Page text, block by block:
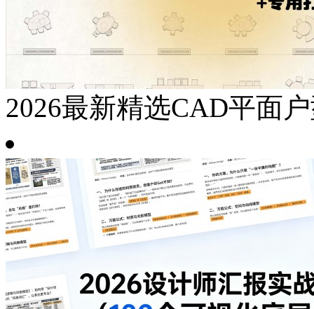
2026最新精选CAD平面